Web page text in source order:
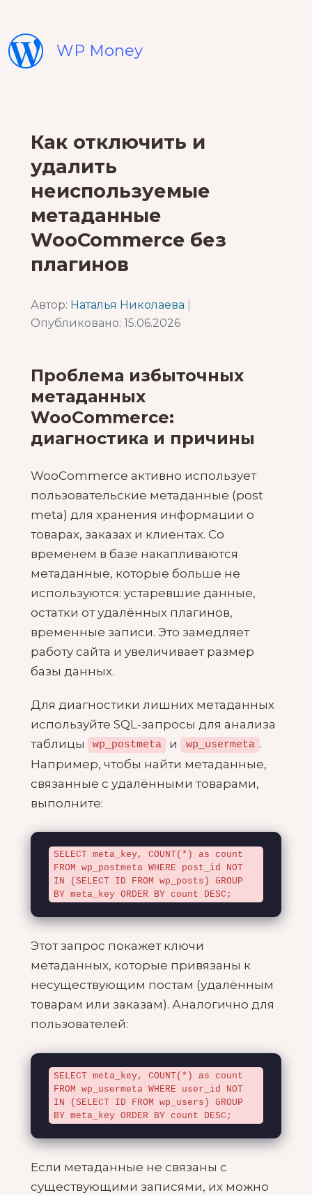
WP Money
Как отключить и
удалить
неиспользуемые
метаданные
WooCommerce без
плагинов
Автор: Наталья Николаева
Опубликовано: 15.06.2026
Проблема избыточных
метаданных
WooCommerce:
диагностика и причины
WooCommerce активно использует
пользовательские метаданные (post
meta) для хранения информации о
товарах, заказах и клиентах. Со
временем в базе накапливаются
метаданные, которые больше не
используются: устаревшие данные,
остатки от удалённых плагинов,
временные записи. Это замедляет
работу сайта и увеличивает размер
базы данных.
Для диагностики лишних метаданных
используйте SQL-запросы для анализа
таблицы
wp_postmeta и wp_usermeta .
Например, чтобы найти метаданные,
связанные с удалёнными товарами,
выполните:
SELECT meta_key, COUNT(*) as count
FROM wp_postmeta WHERE post_id NOT
IN (SELECT ID FROM wp_posts) GROUP
BY meta_key ORDER BY count DESC;
Этот запрос покажет ключи
метаданных, которые привязаны к
несуществующим постам (удалённым
товарам или заказам). Аналогично для
пользователей:
SELECT meta_key, COUNT(*) as count
FROM wp_usermeta WHERE user_id NOT
IN (SELECT ID FROM wp_users) GROUP
BY meta_key ORDER BY count DESC;
Если метаданные не связаны с
существующими записями, их можно